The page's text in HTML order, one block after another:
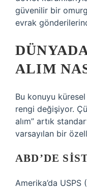
güvenilir bir
evrak
ALIM
Bu konuyu
rengi değişiyor.
alım” artık
varsayılan bir
ABD’DE
Amerika’da